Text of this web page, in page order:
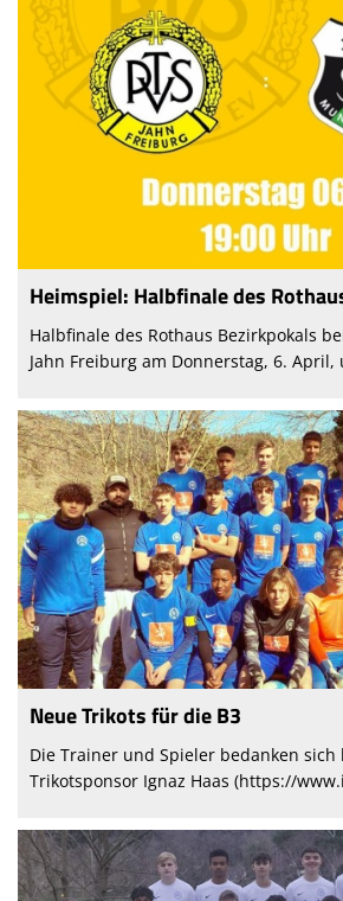
Heimspiel: Halbfinale des
Halbfinale des Rothaus Bezirkpokals
Jahn Freiburg am Donnerstag, 6. April,
Neue Trikots für die B3
Die Trainer und Spieler bedanken sich
Trikotsponsor Ignaz Haas (https://